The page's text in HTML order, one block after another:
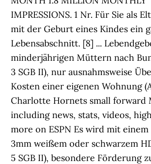
IMPRESSIONS. 1 Nr. Für Sie als
mit der Geburt eines Kindes ein
Lebensabschnitt. [8] ...
minderjährigen Müttern nach
3 SGB II), nur ausnahmsweise
Kosten einer eigenen Wohnung
Charlotte Hornets small forward
including news, stats, videos,
more on ESPN Es wird mit einem
3mm weißem oder schwarzem
5 SGB II), besondere Förderung